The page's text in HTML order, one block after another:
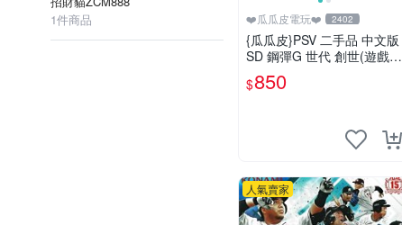
1件商品
❤️瓜瓜皮電玩❤️ 2402
{瓜瓜皮}PSV 二手品 中文版
SD 鋼彈G 世代 創世(遊戲都
有回收)
$850
人氣賣家